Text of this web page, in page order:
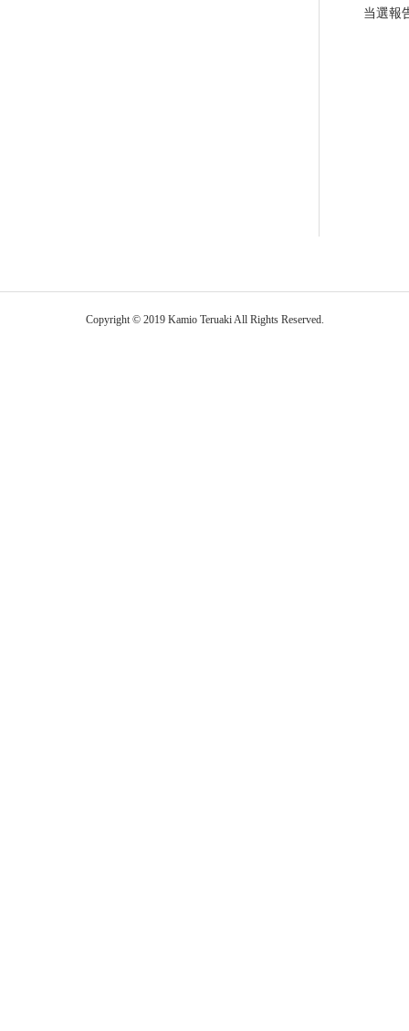
当選報
Copyright © 2019 Kamio Teruaki All Rights Reserved.